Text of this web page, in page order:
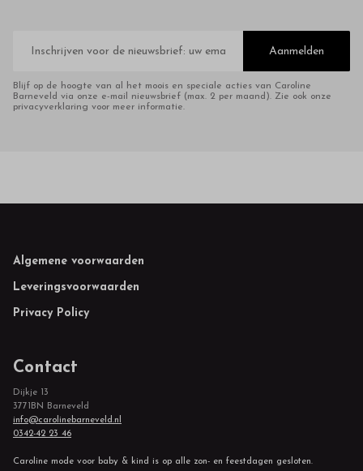
mailadres
Aanmelden
Blijf op de hoogte van al het moois en speciale acties van Caroline
Barneveld via onze e-mail nieuwsbrief (max. 2 per maand). Zie ook onze
privacyverklaring voor meer informatie.
Footer
Algemene voorwaarden
Leveringsvoorwaarden
Privacy Policy
Contact
Dijkje 13
3771BN Barneveld
info@carolinebarneveld.nl
0342-42 23 46
Caroline mode voor baby & kind is op alle zon- en feestdagen gesloten.